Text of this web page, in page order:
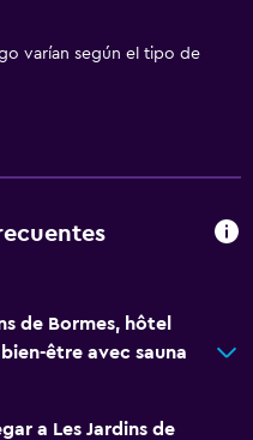
varían según el tipo de
de Bormes, hôtel
être avec sauna
a Les Jardins de